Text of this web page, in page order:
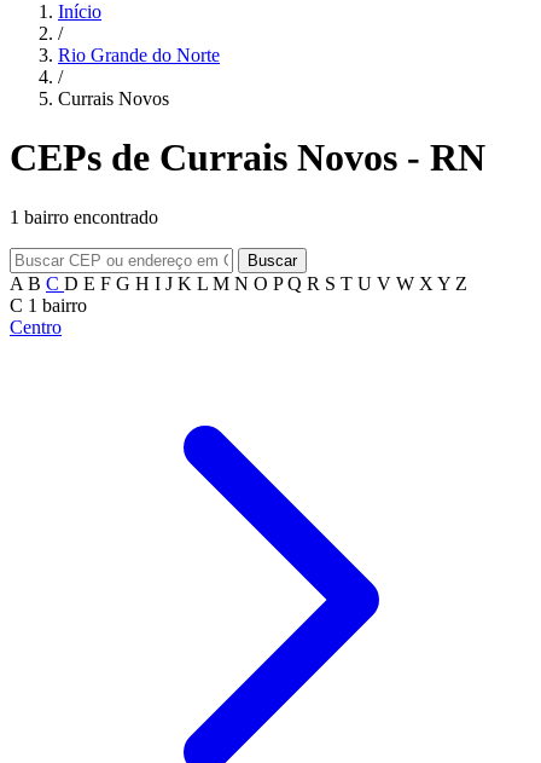
Início
/
Rio Grande do Norte
/
Currais Novos
CEPs de Currais Novos - RN
1 bairro encontrado
Buscar
A B C D E F G H I J K L M N O PQ R S T U V W X Y Z
C 1 bairro
Centro